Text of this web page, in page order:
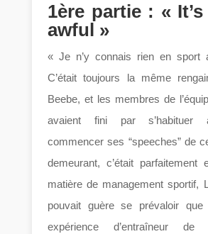
1ère partie : «
awful »
« Je n’y connais rien en sport
C’était toujours la même
Beebe, et les membres de
avaient fini par s’habituer
commencer ses “speeches” de
demeurant, c’était parfaitement
matière de management sportif,
pouvait guère se prévaloir que
expérience d’entraîneur de